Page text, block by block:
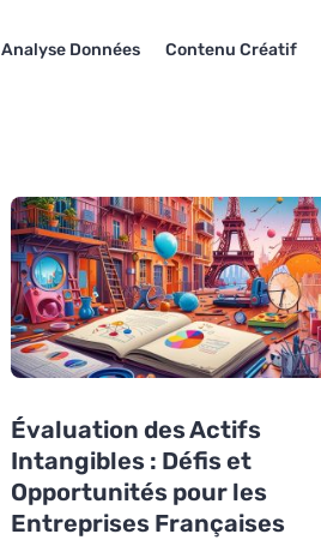
Analyse Données Contenu Créatif
Évaluation des Actifs
Intangibles : Défis et
Opportunités pour les
Entreprises Françaises